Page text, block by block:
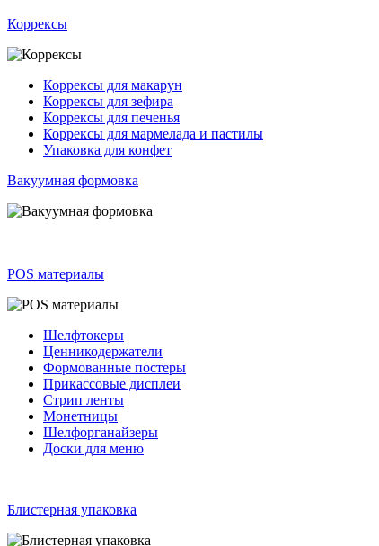
Коррексы
Коррексы для макарун
Коррексы для зефира
Коррексы для печенья
Коррексы для мармелада и пастилы
Упаковка для конфет
Вакуумная формовка
POS материалы
Шелфтокеры
Ценникодержатели
Формованные постеры
Прикассовые дисплеи
Стрип ленты
Монетницы
Шелфорганайзеры
Доски для меню
Блистерная упаковка